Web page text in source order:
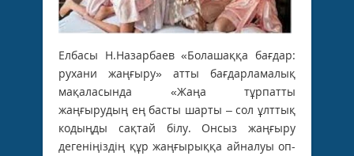
Елбасы Н.Назарбаев «Болашаққа бағдар:
рухани жаңғыру» атты бағдарламалық
мақаласында «Жаңа тұрпатты
жаңғырудың ең басты шарты – сол ұлттық
кодыңды сақтай білу. Онсыз жаңғыру
дегеніңіздің құр жаңғырыққа айналуы оп-